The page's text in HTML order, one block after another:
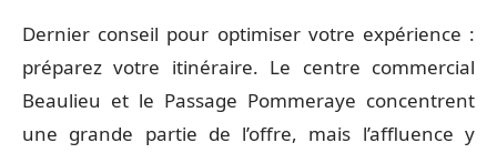
Dernier conseil pour optimiser votre expérience :
préparez votre itinéraire. Le centre commercial
Beaulieu et le Passage Pommeraye concentrent
une grande partie de l’offre, mais l’affluence y